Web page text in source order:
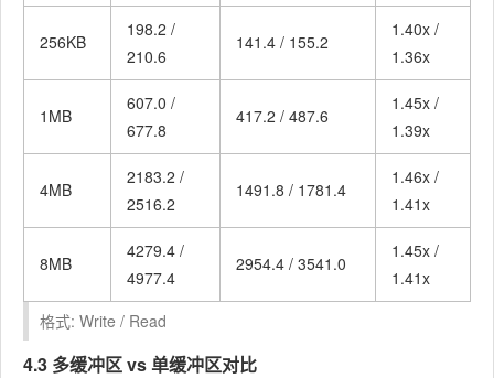
256KB
198.2 /
210.6
141.4 / 155.2
1.40x /
1.36x
1MB
607.0 /
677.8
417.2 / 487.6
1.45x /
1.39x
4MB
2183.2 /
2516.2
1491.8 / 1781.4
1.46x /
1.41x
8MB
4279.4 /
4977.4
2954.4 / 3541.0
1.45x /
1.41x
格式: Write / Read
4.3 多缓冲区 vs 单缓冲区对比